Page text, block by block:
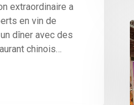
extraordinaire a
en vin de
dîner avec des
chinois…